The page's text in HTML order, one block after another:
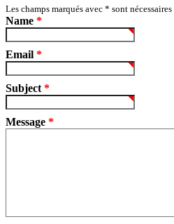
Les champs marqués avec * sont nécessaires
Name *
Email *
Subject *
Message *